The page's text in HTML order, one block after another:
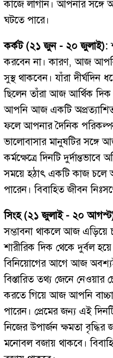
কাজে লাগান। আপনার
ঘটতে পারে।
কর্কট (২১ জুন - ২০ জুলাই):
করবেন না। কারণ, আজ
সুস্থ থাকবেন। যাঁরা দীর্ঘদিন
ছিলেন তাঁরা আজ আর্থিক দিক
আপনি আজ একটি অপ্রত্যাশিত
ফলে আপনার দৈনিক
ভালোবাসার মানুষটির সঙ্গে
কর্মক্ষেত্রে দিনটি
সময়ে হঠাৎ একটি কাজ চলে
পারেন। বিবাহিত জীবন
সিংহ (২১ জুলাই - ২০
সম্ভাবনা থাকলে আজ
শারীরিক দিক থেকে দুর্বল
বিনিয়োগের আগে আজ
বিস্তারিত তথ্য জেনে
করতে গিয়ে আজ আপনি
পারেন। প্রেমের জন্য এই
নিজের উপার্জন ক্ষমতা
মনোবল বজায় থাকবে।